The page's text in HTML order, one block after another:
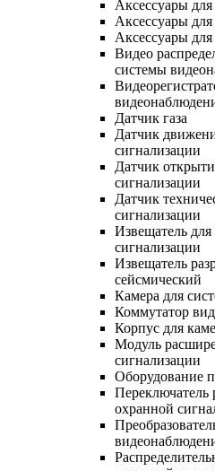
Аксессуары
Аксессуары
Аксессуары для
Видео
системы
Датчик газа
Датчик
сигнализации
Датчик
сигнализации
Датчик
сигнализации
Извещатель
сигнализации
Извещатель
сейсмический
Камера для
Коммутатор
Корпус для
Модуль
сигнализации
Оборудование
Переключатель
охранной